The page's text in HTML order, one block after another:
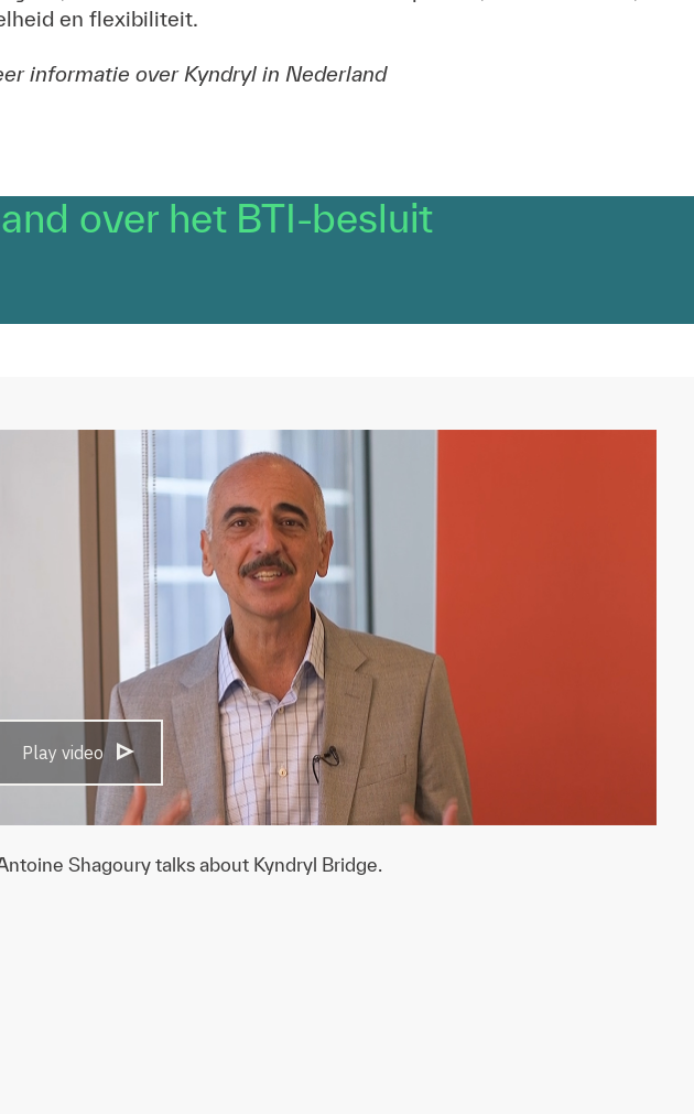
en flexibiliteit.
informatie over Kyndryl in Nederland
over het BTI-besluit
Play video
Shagoury talks about Kyndryl Bridge.